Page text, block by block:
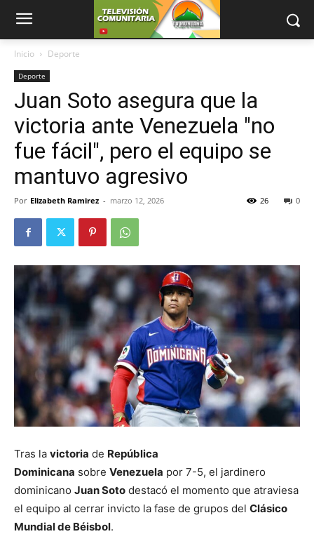
Inicio Deporte
Deporte
Juan Soto asegura que la
victoria ante Venezuela "no
fue fácil", pero el equipo se
mantuvo agresivo
Por Elizabeth Ramirez - marzo 12, 2026 0
26
Tras la victoria de República
Dominicana sobre Venezuela por 7-5, el jardinero
dominicano Juan Soto destacó el momento que atraviesa
el equipo al cerrar invicto la fase de grupos del Clásico
Mundial de Béisbol.